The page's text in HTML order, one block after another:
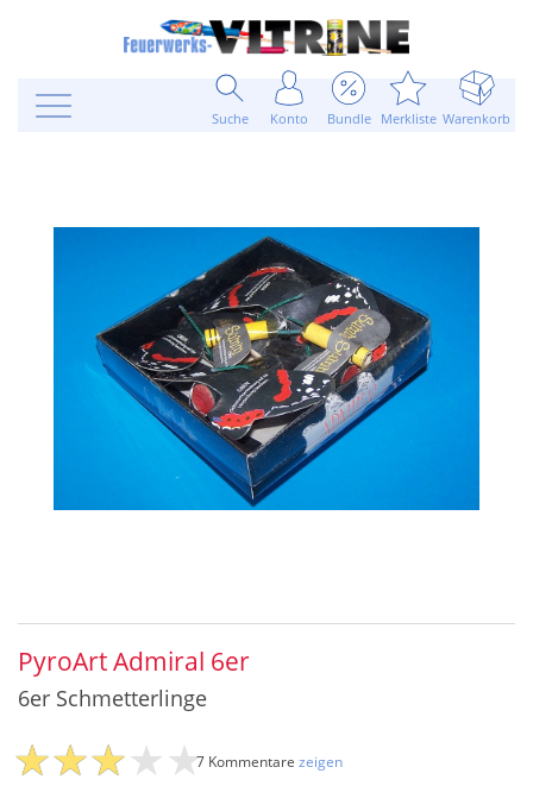
Suche Konto Bundle Merkliste Warenkorb
PyroArt Admiral 6er
6er Schmetterlinge
7 Kommentare zeigen